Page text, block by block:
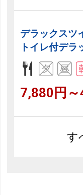
デラックスツ
トイレ付デラ
7,880円～
す